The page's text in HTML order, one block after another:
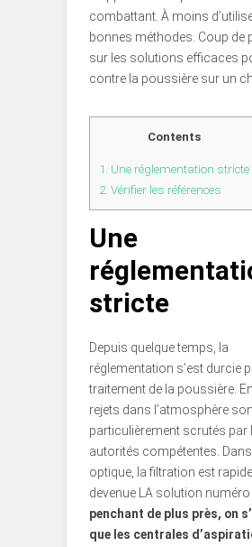
combattant. À moins
bonnes méthodes. Coup de
sur les solutions efficaces
contre la poussière sur un
Contents
1. Une réglementation stricte
2. Vérifier les références
Une
stricte
Depuis quelque temps, la
réglementation s’est durcie
traitement de la poussière.
rejets dans l’atmosphère
particulièrement scrutés par
autorités compétentes.
optique, la filtration est
devenue LA solution numéro
penchant de plus près, on
que les centrales